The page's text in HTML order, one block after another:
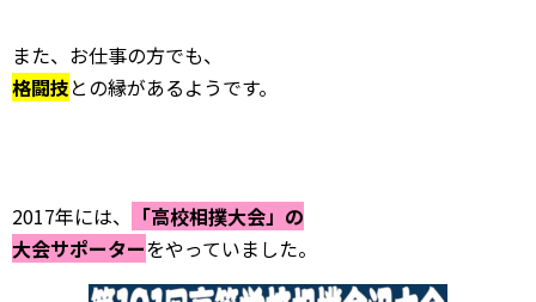
また、お仕事の方でも、
格闘技との縁があるようです。
2017年には、
「高校相撲大会」の
大会サポーターをやっていました。